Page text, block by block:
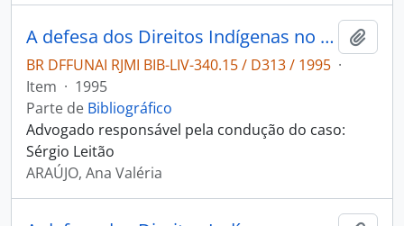
A defesa dos Direitos Indígenas no Judiciário: ações propostas pelo Núcleo de Direitos Indígenas.
BR DFFUNAI RJMI BIB-LIV-340.15 / D313 / 1995 ·
Item · 1995
Parte de Bibliográfico
Advogado responsável pela condução do caso:
Sérgio Leitão
ARAÚJO, Ana Valéria